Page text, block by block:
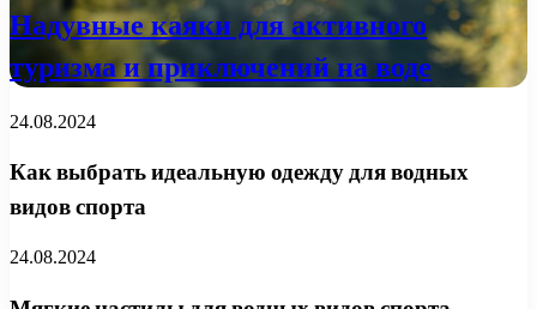
Надувные каяки для активного
туризма и приключений на воде
24.08.2024
Как выбрать идеальную одежду для водных
видов спорта
24.08.2024